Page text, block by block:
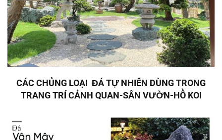
CÁC CHỦNG LOẠI ĐÁ TỰ NHIÊN DÙNG TRONG
TRANG TRÍ CẢNH QUAN-SÂN VƯỜN-HỒ KOI